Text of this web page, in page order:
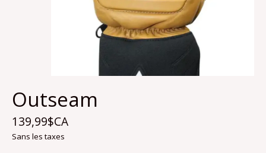
Outseam
139,99$CA
Sans les taxes